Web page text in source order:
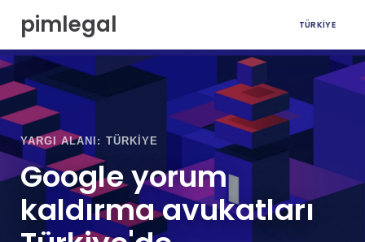
r
pimlegal TÜRKIYE
YARGI ALANI: TÜRKIYE
Google yorum
kaldırma avukatları